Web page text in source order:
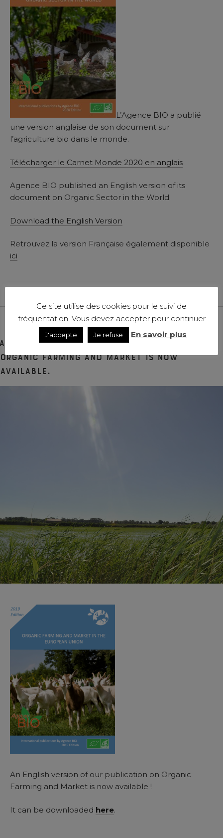
L’Agence BIO a publié
une version anglaise de son document sur
l’agriculture bio dans le monde.
Télécharger le Carnet Monde 2020 en anglais
Agence BIO published an English version of its
document on Organic Sector in the World.
Download the English Version
Retrouvez la version Française également disponible
ici
23 AVRIL 2020
English version of our publication on
Organic Farming and Market is now
available.
An English version of our publication on Organic
Farming and Market is now available !
It can be downloaded here.
Ce site utilise des cookies pour le suivi de
fréquentation. Vous devez accepter pour continuer
J'accepte Je refuse En savoir plus